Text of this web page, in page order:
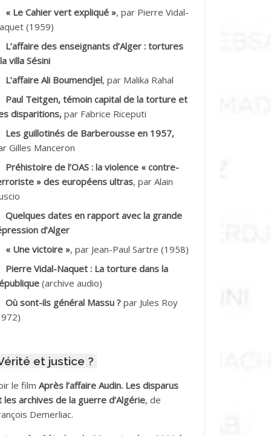
Ali
Tahar
Ramdane *
Baghdad*
Boualem*
Rachid
Omar *
Vve AIT SAADA
Mohamed Akli
« Le Cahier vert expliqué », par Pierre Vidal-
(1959)
L’affaire des enseignants d’Alger : tortures
villa Sésini
L’affaire Ali Boumendjel, par Malika Rahal
Paul Teitgen, témoin capital de la torture et
disparitions, par Fabrice Riceputi
Les guillotinés de Barberousse en 1957,
Gilles Manceron
Préhistoire de l’OAS : la violence « contre-
» des européens ultras, par Alain
Quelques dates en rapport avec la grande
d’Alger
« Une victoire », par Jean-Paul Sartre (1958)
Pierre Vidal-Naquet : La torture dans la
(archive audio)
Où sont-ils général Massu ? par Jules Roy
et justice ?
le film Après l’affaire Audin. Les disparus
les archives de la guerre d’Algérie, de
Demerliac.